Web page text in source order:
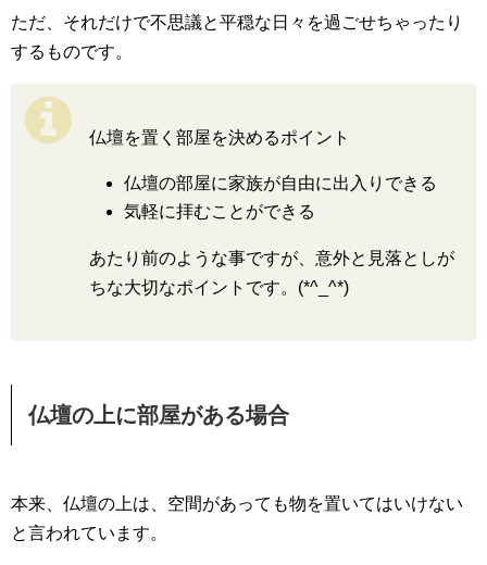
ただ、それだけで不思議と平穏な日々を過ごせちゃったり
するものです。
仏壇を置く部屋を決めるポイント
仏壇の部屋に家族が自由に出入りできる
気軽に拝むことができる
あたり前のような事ですが、意外と見落としが
ちな大切なポイントです。(*^_^*)
仏壇の上に部屋がある場合
本来、仏壇の上は、空間があっても物を置いてはいけない
と言われています。